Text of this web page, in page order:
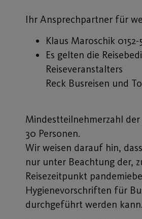
Ihr Ansprechpartner für
Klaus Maroschik
Es gelten die
Reiseveranstalters
Reck Busreisen und
Mindestteilnehmerzahl der
30 Personen.
Wir weisen darauf hin,
nur unter Beachtung der,
Reisezeitpunkt
Hygienevorschriften für
durchgeführt werden kann.